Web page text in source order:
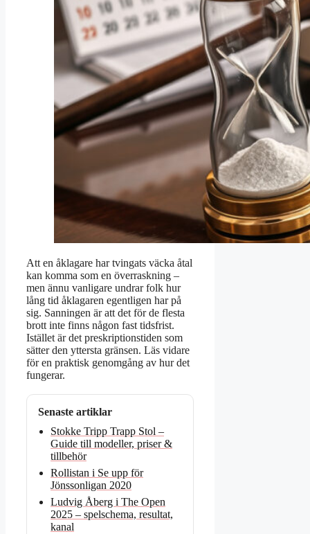
Att en åklagare har tvingats väcka åtal
kan komma som en överraskning –
men ännu vanligare undrar folk hur
lång tid åklagaren egentligen har på
sig. Sanningen är att det för de flesta
brott inte finns någon fast tidsfrist.
Istället är det preskriptionstiden som
sätter den yttersta gränsen. Läs vidare
för en praktisk genomgång av hur det
fungerar.
Senaste artiklar
Stokke Tripp Trapp Stol –
Guide till modeller, priser &
tillbehör
Rollistan i Se upp för
Jönssonligan 2020
Ludvig Åberg i The Open
2025 – spelschema, resultat,
kanal